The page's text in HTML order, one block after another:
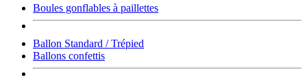
Boules gonflables à paillettes
Ballon Standard / Trépied
Ballons confettis